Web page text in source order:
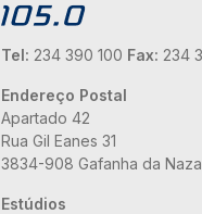
Tel: 234 390 100 Fax: 234
Endereço Postal
Apartado 42
Rua Gil Eanes 31
3834-908 Gafanha da
Estúdios